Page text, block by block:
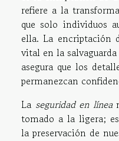
refiere a la
que solo individuos
ella. La encriptación
vital en la
asegura que los
permanezcan
La seguridad en línea
tomado a la ligera;
la preservación de